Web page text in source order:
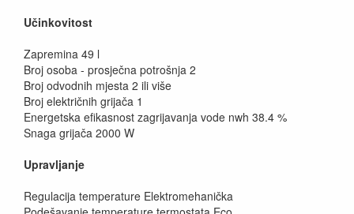
Učinkovitost
Zapremina 49 l
Broj osoba - prosječna potrošnja 2
Broj odvodnih mjesta 2 ili više
Broj električnih grijača 1
Energetska efikasnost zagrijavanja vode nwh 38.4 %
Snaga grijača 2000 W
Upravljanje
Regulacija temperature Elektromehanička